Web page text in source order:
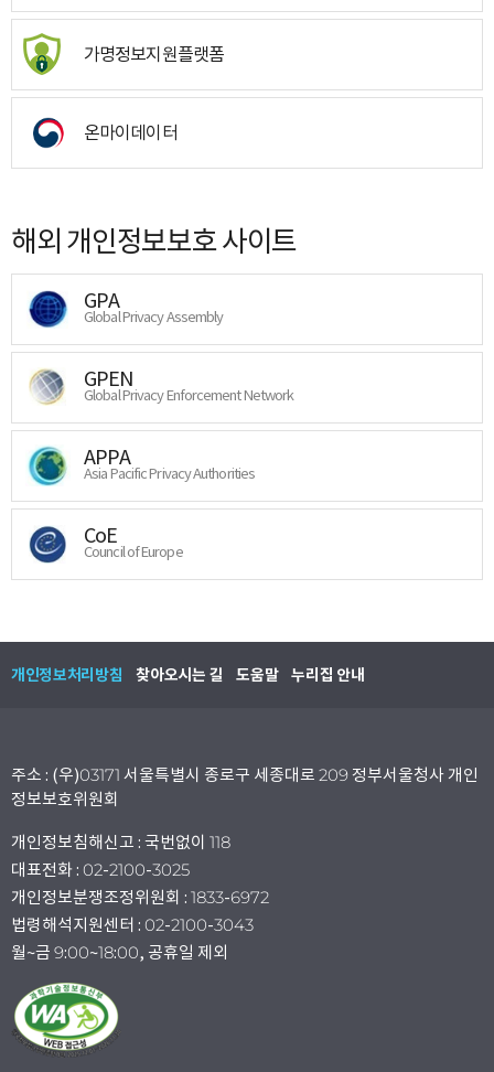
가명정보지원플랫폼
온마이데이터
해외 개인정보보호 사이트
GPA
Global Privacy Assembly
GPEN
Global Privacy Enforcement Network
APPA
Asia Pacific Privacy Authorities
CoE
Council of Europe
개인정보처리방침 찾아오시는 길 도움말 누리집 안내
주소 : (우)03171 서울특별시 종로구 세종대로 209 정부서울청사 개인
정보보호위원회
개인정보침해신고 : 국번없이 118
대표전화 : 02-2100-3025
개인정보분쟁조정위원회 : 1833-6972
법령해석지원센터 : 02-2100-3043
월~금 9:00~18:00, 공휴일 제외